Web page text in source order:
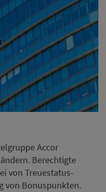
Accor
Berechtigte
von Treuestatus-
von Bonuspunkten.